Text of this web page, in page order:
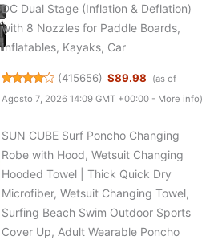
DC Dual Stage (Inflation & Deflation)
with 8 Nozzles for Paddle Boards,
Inflatables, Kayaks, Car
(415656) $89.98
(as of
Agosto 7, 2026 14:09 GMT +00:00 - More info)
SUN CUBE Surf Poncho Changing
Robe with Hood, Wetsuit Changing
Hooded Towel | Thick Quick Dry
Microfiber, Wetsuit Changing Towel,
Surfing Beach Swim Outdoor Sports
Cover Up, Adult Wearable Poncho